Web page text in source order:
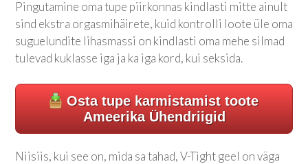
Pingutamine oma tupe piirkonnas kindlasti mitte ainult
sind ekstra orgasmihäirete, kuid kontrolli loote üle oma
suguelundite lihasmassi on kindlasti oma mehe silmad
tulevad kuklasse iga ja ka iga kord, kui seksida.
Osta tupe karmistamist toote
Ameerika Ühendriigid
Niisiis, kui see on, mida sa tahad, V-Tight geel on väga